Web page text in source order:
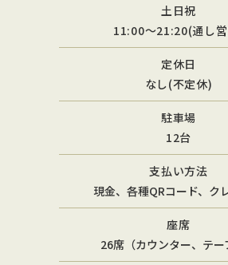
土日祝
11:00〜21:20(通し
定休日
なし(不定休)
駐車場
12台
支払い方法
現金、各種QRコード、ク
座席
26席（カウンター、テー